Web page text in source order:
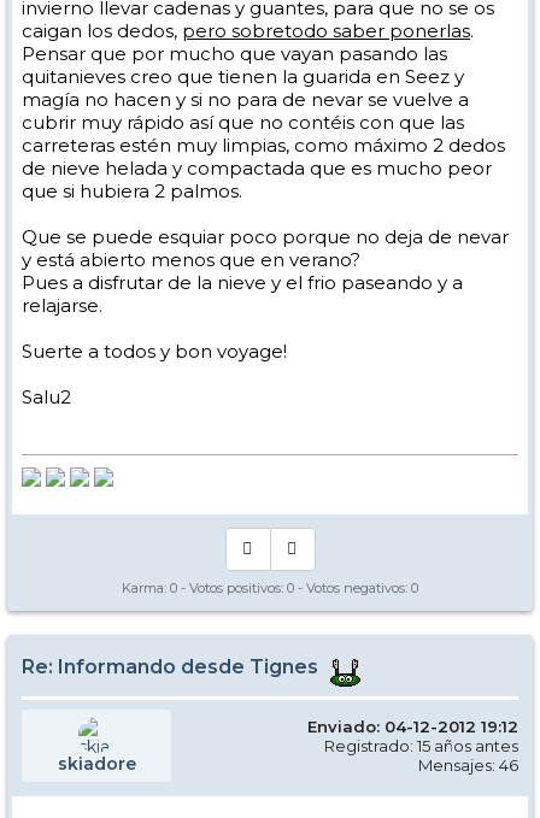
invierno llevar cadenas y guantes, para que no se os
caigan los dedos, pero sobretodo saber ponerlas.
Pensar que por mucho que vayan pasando las
quitanieves creo que tienen la guarida en Seez y
magía no hacen y si no para de nevar se vuelve a
cubrir muy rápido así que no contéis con que las
carreteras estén muy limpias, como máximo 2 dedos
de nieve helada y compactada que es mucho peor
que si hubiera 2 palmos.
Que se puede esquiar poco porque no deja de nevar
y está abierto menos que en verano?
Pues a disfrutar de la nieve y el frio paseando y a
relajarse.
Suerte a todos y bon voyage!
Salu2
Karma: 0 - Votos positivos: 0 - Votos negativos: 0
Re: Informando desde Tignes
skiadore
Enviado: 04-12-2012 19:12
Registrado: 15 años antes
Mensajes: 46